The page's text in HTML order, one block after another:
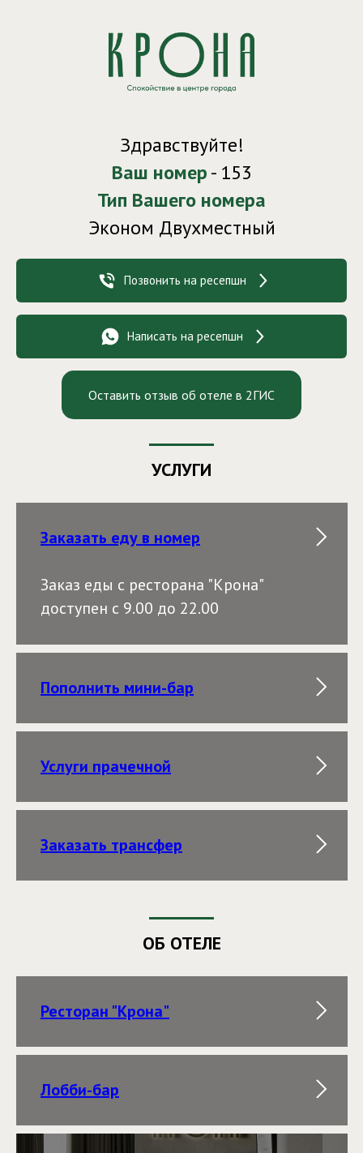
Здравствуйте!
Ваш номер- 153
Тип Вашего номера
Эконом Двухместный
Позвонить на ресепшн
Написать на ресепшн
Оставить отзыв об отеле в 2ГИС
УСЛУГИ
Заказать еду в номер
Заказ еды с ресторана "Крона"
доступен с 9.00 до 22.00
Пополнить мини-бар
Услуги прачечной
Заказать трансфер
ОБ ОТЕЛЕ
Ресторан "Крона"
Лобби-бар